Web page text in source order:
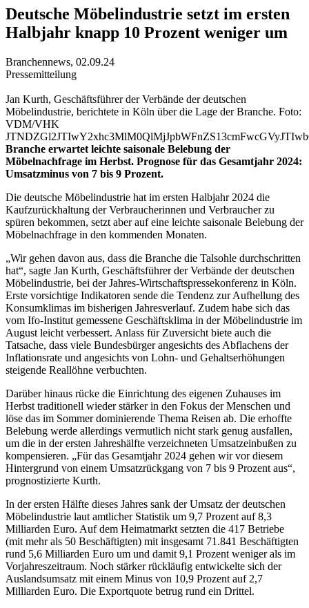
Deutsche Möbelindustrie setzt im ersten
Halbjahr knapp 10 Prozent weniger um
Branchennews, 02.09.24
Pressemitteilung
Jan Kurth, Geschäftsführer der Verbände der deutschen
Möbelindustrie, berichtete in Köln über die Lage der Branche. Foto:
VDM/VHK
Branche erwartet leichte saisonale Belebung der
Möbelnachfrage im Herbst. Prognose für das Gesamtjahr 2024:
Umsatzminus von 7 bis 9 Prozent.
Die deutsche Möbelindustrie hat im ersten Halbjahr 2024 die
Kaufzurückhaltung der Verbraucherinnen und Verbraucher zu
spüren bekommen, setzt aber auf eine leichte saisonale Belebung der
Möbelnachfrage in den kommenden Monaten.
„Wir gehen davon aus, dass die Branche die Talsohle durchschritten
hat“, sagte Jan Kurth, Geschäftsführer der Verbände der deutschen
Möbelindustrie, bei der Jahres-Wirtschaftspressekonferenz in Köln.
Erste vorsichtige Indikatoren sende die Tendenz zur Aufhellung des
Konsumklimas im bisherigen Jahresverlauf. Zudem habe sich das
vom Ifo-Institut gemessene Geschäftsklima in der Möbelindustrie im
August leicht verbessert. Anlass für Zuversicht biete auch die
Tatsache, dass viele Bundesbürger angesichts des Abflachens der
Inflationsrate und angesichts von Lohn- und Gehaltserhöhungen
steigende Reallöhne verbuchten.
Darüber hinaus rücke die Einrichtung des eigenen Zuhauses im
Herbst traditionell wieder stärker in den Fokus der Menschen und
löse das im Sommer dominierende Thema Reisen ab. Die erhoffte
Belebung werde allerdings vermutlich nicht stark genug ausfallen,
um die in der ersten Jahreshälfte verzeichneten Umsatzeinbußen zu
kompensieren. „Für das Gesamtjahr 2024 gehen wir vor diesem
Hintergrund von einem Umsatzrückgang von 7 bis 9 Prozent aus“,
prognostizierte Kurth.
In der ersten Hälfte dieses Jahres sank der Umsatz der deutschen
Möbelindustrie laut amtlicher Statistik um 9,7 Prozent auf 8,3
Milliarden Euro. Auf dem Heimatmarkt setzten die 417 Betriebe
(mit mehr als 50 Beschäftigten) mit insgesamt 71.841 Beschäftigten
rund 5,6 Milliarden Euro um und damit 9,1 Prozent weniger als im
Vorjahreszeitraum. Noch stärker rückläufig entwickelte sich der
Auslandsumsatz mit einem Minus von 10,9 Prozent auf 2,7
Milliarden Euro. Die Exportquote betrug rund ein Drittel.